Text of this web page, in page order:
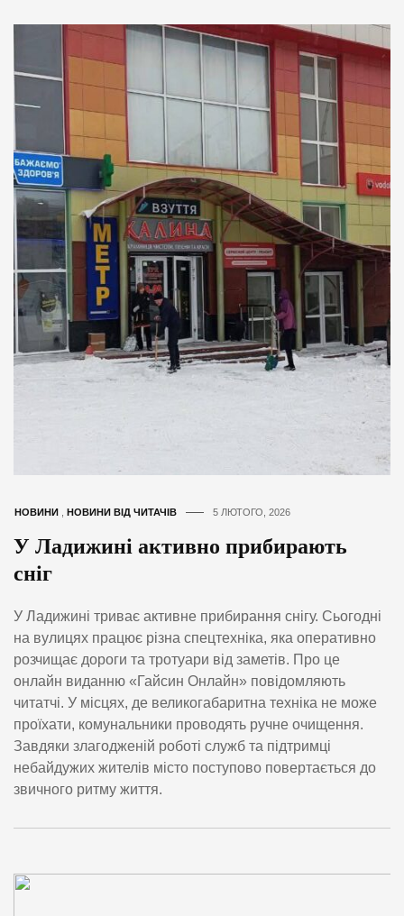
НОВИНИ НОВИНИ ВІД ЧИТАЧІВ 5 ЛЮТОГО, 2026
У Ладижині активно прибирають
сніг
У Ладижині триває активне прибирання снігу. Сьогодні
на вулицях працює різна спецтехніка, яка оперативно
розчищає дороги та тротуари від заметів. Про це
онлайн виданню «Гайсин Онлайн» повідомляють
читатчі. У місцях, де великогабаритна техніка не може
проїхати, комунальники проводять ручне очищення.
Завдяки злагодженій роботі служб та підтримці
небайдужих жителів місто поступово повертається до
звичного ритму життя.